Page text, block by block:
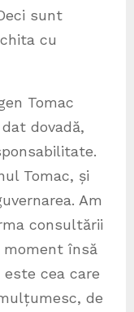
sunt
cu
Tomac
dovadă,
Tomac, și
Am
consultării
însă
cea care
de